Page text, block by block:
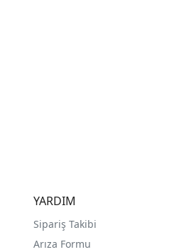
YARDIM
Sipariş Takibi
Arıza Formu